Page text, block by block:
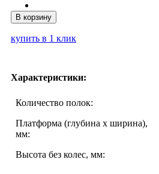
В корзину
купить в 1 клик
Характеристики:
Количество полок:
Платформа (глубина х ширина),
мм:
Высота без колес, мм: